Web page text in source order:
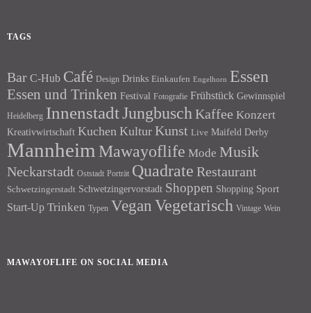
TAGS
Bar C-Hub Café Design Drinks Einkaufen Engelhorn Essen
Essen und Trinken Festival Fotografie Frühstück Gewinnspiel
Heidelberg InnenstadtJungbusch Kaffee Konzert
Kreativwirtschaft Kuchen Kultur Kunst Live Maifeld Derby
Mannheim Mawayoflife Mode Musik
Neckarstadt Oststadt Porträt Quadrate Restaurant
Schwetzingerstadt Schwetzingervorstadt Shoppen Shopping Sport
Start-Up Trinken Typen Vegan Vegetarisch Vintage Wein
MAWAYOFLIFE ON SOCIAL MEDIA